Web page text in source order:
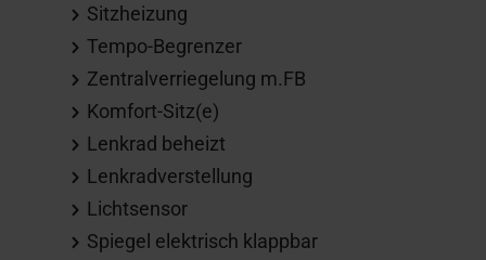
Sitzheizung
Tempo-Begrenzer
Zentralverriegelung m.FB
Komfort-Sitz(e)
Lenkrad beheizt
Lenkradverstellung
Lichtsensor
Spiegel elektrisch klappbar